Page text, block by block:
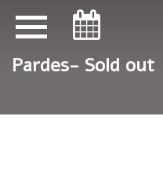
Pardes- Sold out
ניווט במקלדת